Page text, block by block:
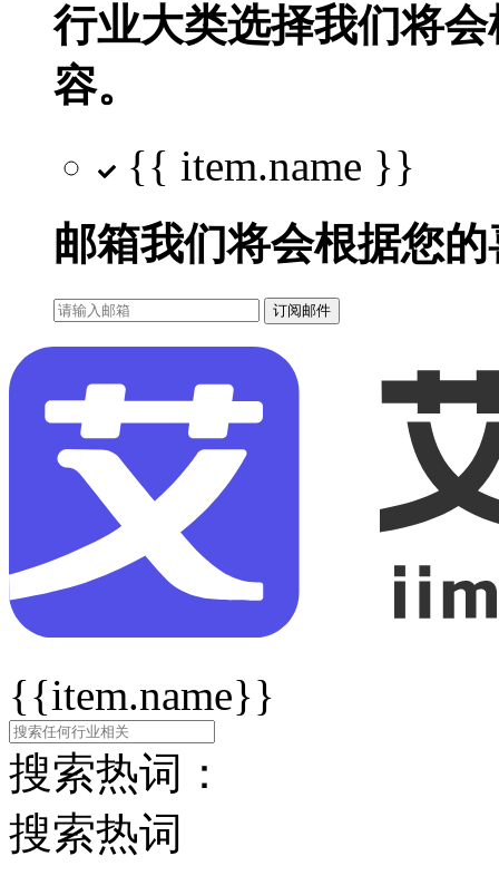
行业大类选择我们将
容。
{{ item.name }}
邮箱我们将会根据您
订阅邮件
{{item.name}}
搜索热词：
搜索热词